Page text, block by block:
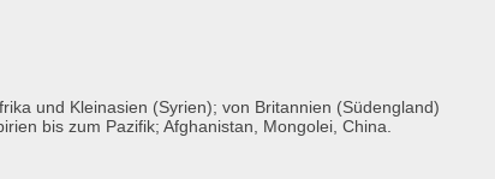
und Kleinasien (Syrien); von Britannien (Südengland)
bis zum Pazifik; Afghanistan, Mongolei, China.